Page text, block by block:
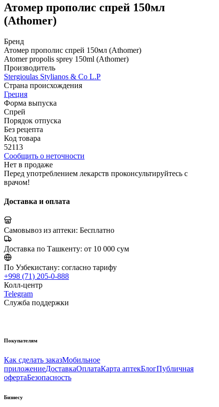
Атомер прополис спрей 150мл
(Athomer)
Бренд
Атомер прополис спрей 150мл (Athomer)
Atomer propolis sprey 150ml (Athomer)
Производитель
Stergioulas Stylianos & Co L.P
Страна происхождения
Греция
Форма выпуска
Спрей
Порядок отпуска
Без рецепта
Код товара
52113
Сообщить о неточности
Нет в продаже
Перед употреблением лекарств проконсультируйтесь с
врачом!
Доставка и оплата
Самовывоз из аптеки: Бесплатно
Доставка по Ташкенту: от 10 000 сум
По Узбекистану: согласно тарифу
+998 (71) 205-0-888
Колл-центр
Telegram
Служба поддержки
Покупателям
Как сделать заказМобильное
приложениеДоставкаОплатаКарта аптекБлогПубличная
офертаБезопасность
Бизнесу